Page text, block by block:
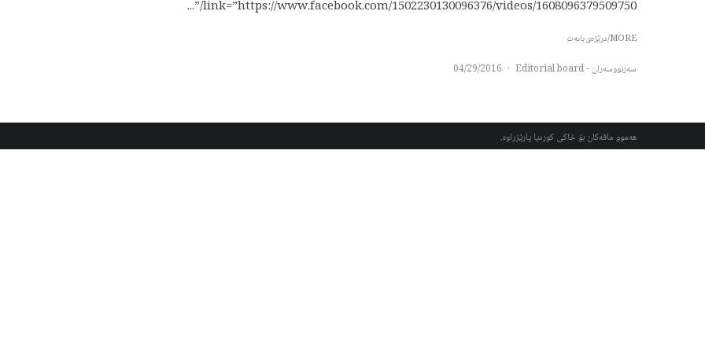
link=”https://www.facebook.com/1502230130096376/videos/1608096379509750/”...
MORE/درێژەی بابەت
سەرنووسەران - Editorial board ·
04/29/2016
هەموو مافەکان بۆ خاکی کوردیا پارێزراوە.